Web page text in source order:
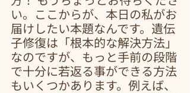
い。ここからが、本日の私がお
届けしたい本題なんです。遺伝
子修復は「根本的な解決方法」
なのですが、もっと手前の段階
で十分に若返る事ができる方法
もいくつかあります。例えば、